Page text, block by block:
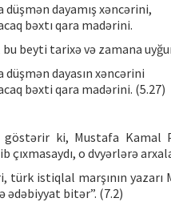
düşmən dayamış xəncərini,
bəxtı qara madərini.
beyti tarixə və zamana
dayasın xəncərini
bəxti qara madərini. (5.27)
ki, Mustafa Kamal
çıxmasaydı, o dvyərlərə
türk istiqlal marşının
ədəbiyyat bitər”. (7.2)